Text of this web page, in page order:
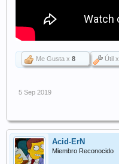
Me Gusta x 8 Útil x
5 Sep 2019
Acid-ErN
Miembro Reconocido